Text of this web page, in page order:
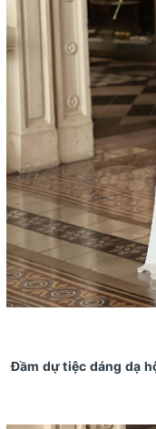
Đầm dự tiệc dáng dạ